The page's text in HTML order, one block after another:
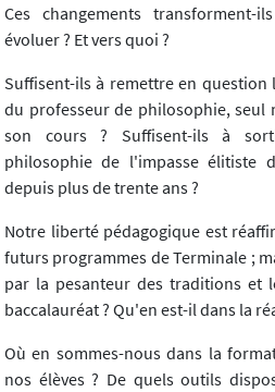
Ces changements
évoluer ? Et vers quoi ?
Suffisent-ils à remettre en question
du professeur de philosophie, seul
son cours ? Suffisent-ils à
philosophie de l'impasse élitiste
depuis plus de trente ans ?
Notre liberté pédagogique est
futurs programmes de Terminale ;
par la pesanteur des traditions et
baccalauréat ? Qu'en est-il dans la
Où en sommes-nous dans la
nos élèves ? De quels outils